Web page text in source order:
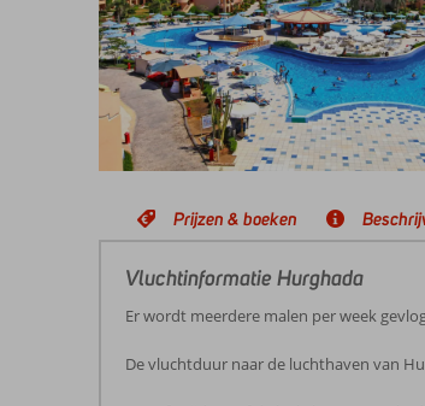
Prijzen & boeken
Vluchtinformatie Hurghada
Er wordt meerdere malen per week
De vluchtduur naar de luchthaven van